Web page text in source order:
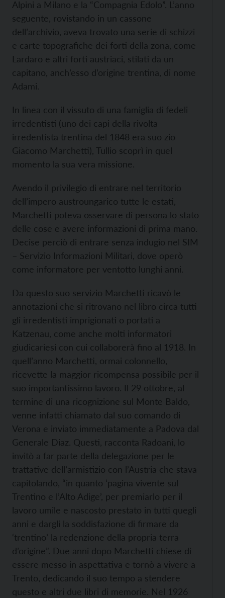
Alpini a Milano e la “Compagnia Edolo”. L’anno
seguente, rovistando in un cassone
dell’archivio, aveva trovato una serie di schizzi
e carte topografiche dei forti della zona, come
Lardaro e altri forti austriaci, stilati da un
capitano, anch’esso d’origine trentina, di nome
Adami.
In linea con il vissuto di una famiglia di fedeli
irredentisti (uno dei capi della rivolta
irredentista trentina del 1848 era suo zio
Giacomo Marchetti), Tullio scoprì in quel
momento la sua vera missione.
Avendo il privilegio di entrare nel territorio
dell’impero austroungarico tutte le estati,
Marchetti poteva osservare di persona lo stato
delle cose e avere informazioni di prima mano.
Decise perciò di entrare senza indugio nel SIM
– Servizio Informazioni Militari, dove operò
come informatore per ventotto lunghi anni.
Da questo suo servizio Marchetti ricavò le
annotazioni che si ritrovano nel libro circa tutti
gli irredentisti imprigionati o portati a
Katzenau, come anche molti informatori
giudicariesi con cui collaborerà fino al 1918. In
quell’anno Marchetti, ormai colonnello,
ricevette la maggior ricompensa possibile per il
suo importantissimo lavoro. Il 29 ottobre, al
termine di una ricognizione sul Monte Baldo,
venne infatti chiamato dal suo comando di
Verona e inviato immediatamente a Padova dal
Generale Diaz. Questi, racconta Radoani, lo
invitò a far parte della delegazione per le
trattative dell’armistizio con l’Austria che stava
capitolando, “in quanto ‘pagina vivente sul
Trentino e l’Alto Adige’, per premiarlo per il
lavoro umile e nascosto prestato in tutti quegli
anni e dargli la soddisfazione di firmare da
‘trentino’ la redenzione della propria terra
d’origine”. Due anni dopo Marchetti chiese di
essere messo in aspettativa e tornò a vivere a
Trento, dedicando il suo tempo a stendere
questo e altri due libri di memorie. Nel 1926